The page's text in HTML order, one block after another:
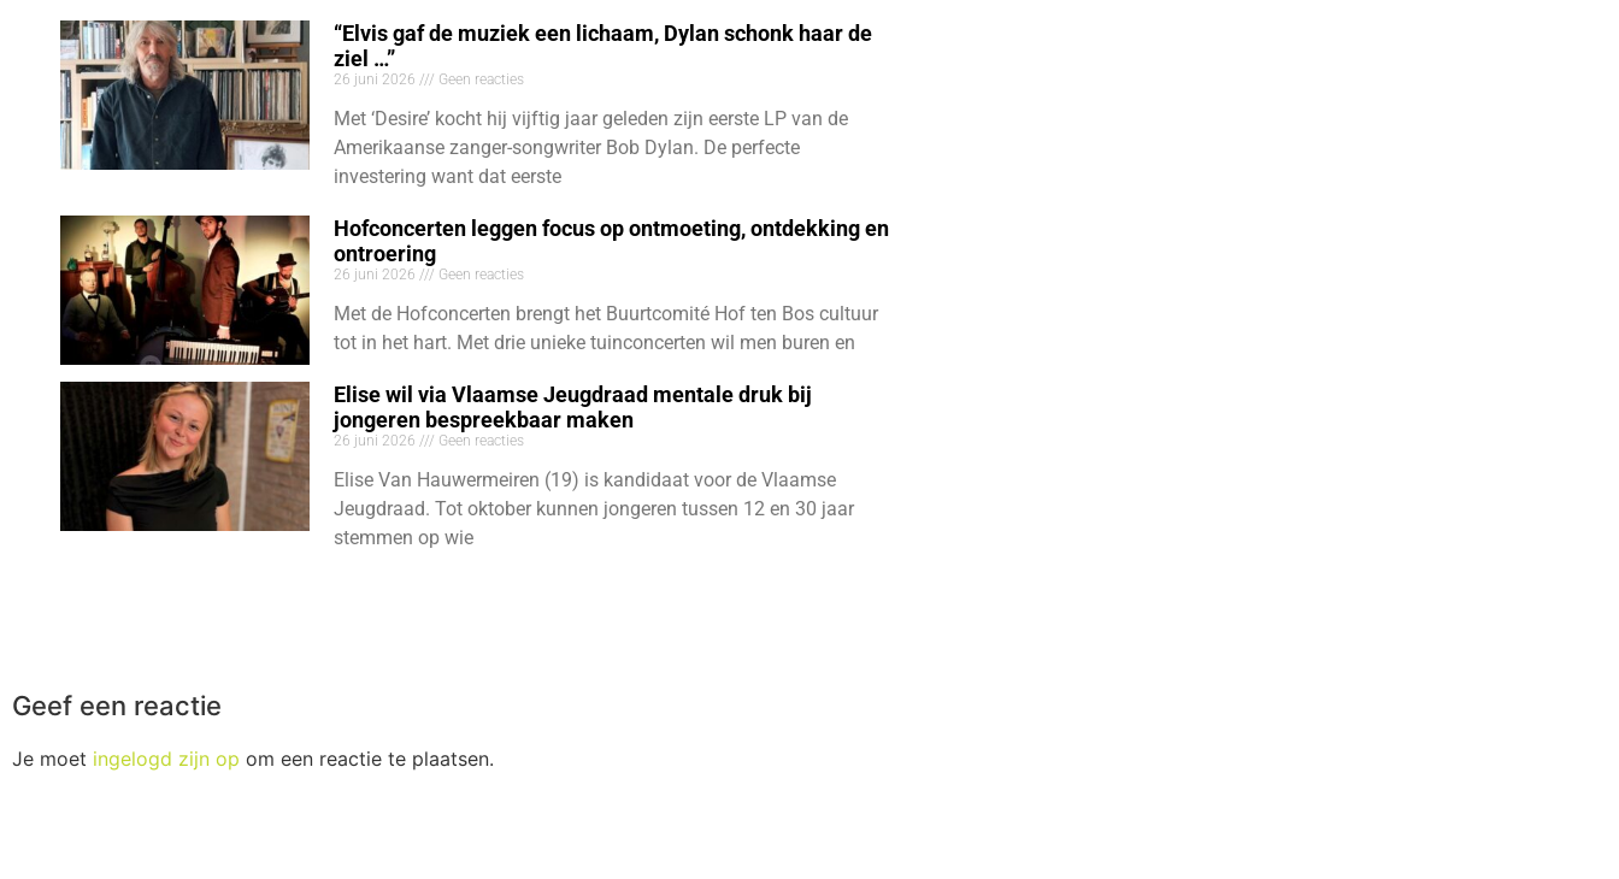
“Elvis gaf de muziek een lichaam, Dylan schonk haar de
ziel …”
26 juni 2026 Geen reacties
Met ‘Desire’ kocht hij vijftig jaar geleden zijn eerste LP van de
Amerikaanse zanger-songwriter Bob Dylan. De perfecte
investering want dat eerste
Hofconcerten leggen focus op ontmoeting, ontdekking en
ontroering
26 juni 2026 Geen reacties
Met de Hofconcerten brengt het Buurtcomité Hof ten Bos cultuur
tot in het hart. Met drie unieke tuinconcerten wil men buren en
Elise wil via Vlaamse Jeugdraad mentale druk bij
jongeren bespreekbaar maken
26 juni 2026 Geen reacties
Elise Van Hauwermeiren (19) is kandidaat voor de Vlaamse
Jeugdraad. Tot oktober kunnen jongeren tussen 12 en 30 jaar
stemmen op wie
Geef een reactie
Je moet ingelogd zijn op om een reactie te plaatsen.